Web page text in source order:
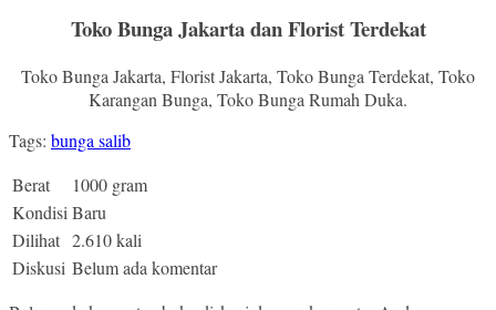
Toko Bunga Jakarta dan Florist Terdekat
Toko Bunga Jakarta, Florist Jakarta, Toko Bunga Terdekat, Toko
Karangan Bunga, Toko Bunga Rumah Duka.
Tags: bunga salib
Berat
1000 gram
Kondisi Baru
Dilihat 2.610 kali
Diskusi Belum ada komentar